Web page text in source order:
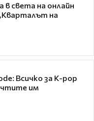
в света на онлайн
на
Всичко за K-pop
им